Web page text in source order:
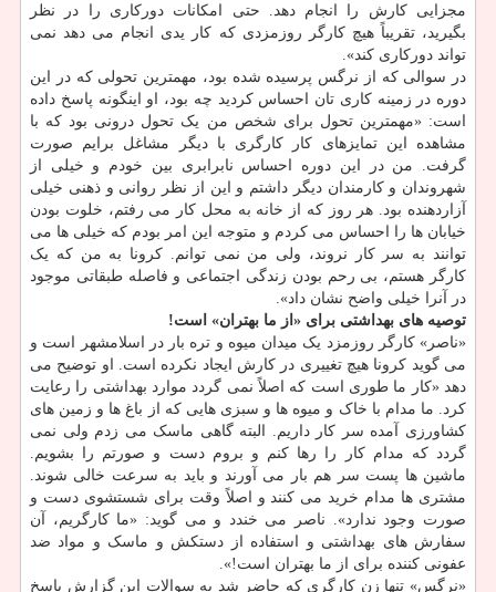
مجزایی کارش را انجام دهد. حتی امکانات دورکاری را در نظر
بگیرید، تقریباً هیچ کارگر روزمزدی که کار یدی انجام می دهد نمی
تواند دورکاری کند».
در سوالی که از نرگس پرسیده شده بود، مهمترین تحولی که در این
دوره در زمینه کاری تان احساس کردید چه بود، او اینگونه پاسخ داده
است: «مهمترین تحول برای شخص من یک تحول درونی بود که با
مشاهده این تمایزهای کار کارگری با دیگر مشاغل برایم صورت
گرفت. من در این دوره احساس نابرابری بین خودم و خیلی از
شهروندان و کارمندان دیگر داشتم و این از نظر روانی و ذهنی خیلی
آزاردهنده بود. هر روز که از خانه به محل کار می رفتم، خلوت بودن
خیابان ها را احساس می کردم و متوجه این امر بودم که خیلی ها می
توانند به سر کار نروند، ولی من نمی توانم. کرونا به من که یک
کارگر هستم، بی رحم بودن زندگی اجتماعی و فاصله طبقاتی موجود
در آنرا خیلی واضح نشان داد».
توصیه های بهداشتی برای «از ما بهتران» است!
«ناصر» کارگر روزمزد یک میدان میوه و تره بار در اسلامشهر است و
می گوید کرونا هیچ تغییری در کارش ایجاد نکرده است. او توضیح می
دهد «کار ما طوری است که اصلاً نمی گردد موارد بهداشتی را رعایت
کرد. ما مدام با خاک و میوه ها و سبزی هایی که از باغ ها و زمین های
کشاورزی آمده سر کار داریم. البته گاهی ماسک می زدم ولی نمی
گردد که مدام کار را رها کنم و بروم دست و صورتم را بشویم.
ماشین ها پست سر هم بار می آورند و باید به سرعت خالی شوند.
مشتری ها مدام خرید می کنند و اصلاً وقت برای شستشوی دست و
صورت وجود ندارد». ناصر می خندد و می گوید: «ما کارگریم، آن
سفارش های بهداشتی و استفاده از دستکش و ماسک و مواد ضد
عفونی کننده برای از ما بهتران است!».
«نرگس» تنها زن کارگری که حاضر شد به سوالات این گزارش پاسخ